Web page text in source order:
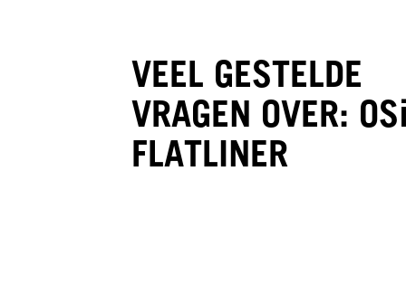
VEEL GESTELDE
VRAGEN OVER:
FLATLINER